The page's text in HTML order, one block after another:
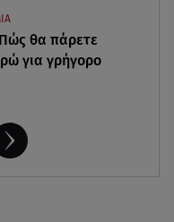
θα πάρετε
για γρήγορο